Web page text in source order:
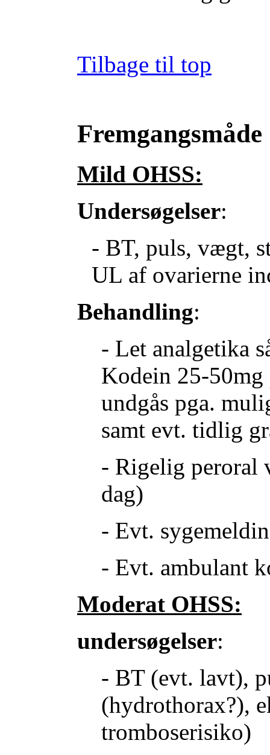
Tilbage til top
Fremgangsmåde
Mild OHSS:
Undersøgelser:
- BT, puls, vægt,
UL af ovarierne
Behandling:
- Let analgetika
Kodein 25-
undgås pga.
samt evt. tidlig
- Rigelig peroral
dag)
- Evt.
- Evt. ambulant
Moderat OHSS:
undersøgelser:
- BT (evt. lavt),
(hydrothorax?),
tromboserisiko)